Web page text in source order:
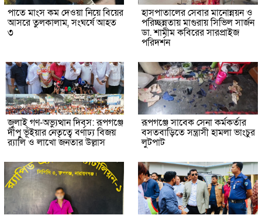
পাতে মাংস কম দেওয়া নিয়ে বিয়ের
আসরে তুলকালাম, সংঘর্ষে আহত
৩
হাসপাতালের সেবার মানোন্নয়ন ও
পরিচ্ছন্নতায় মাগুরায় সিভিল সার্জন
ডা. শামীম কবিরের সারপ্রাইজ
পরিদর্শন
জুলাই গণ-অভ্যুত্থান দিবস: রূপগঞ্জে
দীপু ভূঁইয়ার নেতৃত্বে বর্ণাঢ্য বিজয়
র‌্যালি ও লাখো জনতার উল্লাস
রূপগঞ্জে সাবেক সেনা কর্মকর্তার
বসতবাড়িতে সন্ত্রাসী হামলা ভাংচুর
লুটপাট